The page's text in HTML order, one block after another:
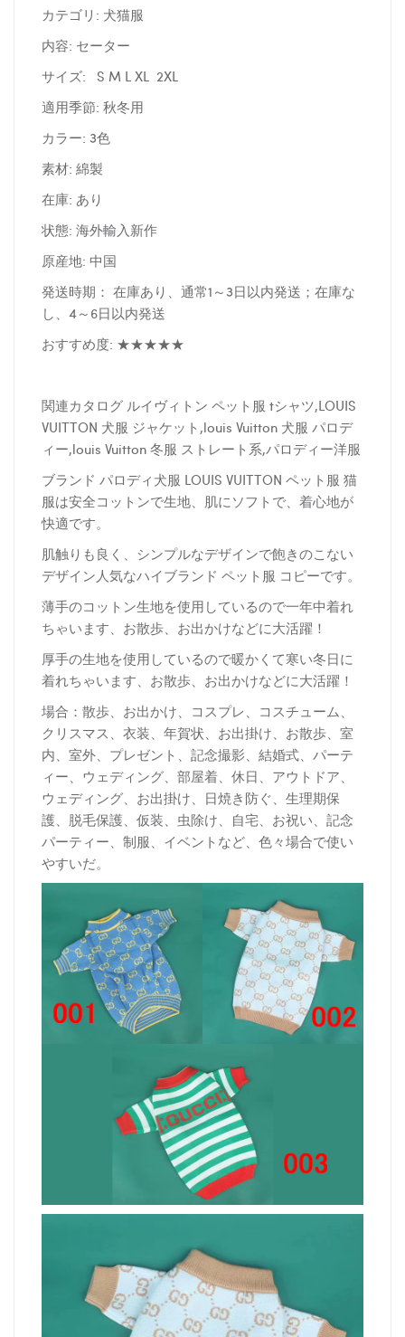
カテゴリ: 犬猫服
内容: セーター
サイズ: S M L XL 2XL
適用季節: 秋冬用
カラー: 3色
素材: 綿製
在庫: あり
状態: 海外輸入新作
原産地: 中国
発送時期： 在庫あり、通常1～3日以内発送；在庫な
し、4～6日以内発送
おすすめ度: ★★★★★
関連カタログ ルイヴィトン ペット服 tシャツ,LOUIS
VUITTON 犬服 ジャケット,louis Vuitton 犬服 パロデ
ィー,louis Vuitton 冬服 ストレート系,パロディー洋服
ブランド パロディ犬服 LOUIS VUITTON ペット服 猫
服は安全コットンで生地、肌にソフトで、着心地が
快適です。
肌触りも良く、シンプルなデザインで飽きのこない
デザイン人気なハイブランド ペット服 コピーです。
薄手のコットン生地を使用しているので一年中着れ
ちゃいます、お散歩、お出かけなどに大活躍！
厚手の生地を使用しているので暖かくて寒い冬日に
着れちゃいます、お散歩、お出かけなどに大活躍！
場合：散歩、お出かけ、コスプレ、コスチューム、
クリスマス、衣装、年賀状、お出掛け、お散歩、室
内、室外、プレゼント、記念撮影、結婚式、パーテ
ィー、ウェディング、部屋着、休日、アウトドア、
ウェディング、お出掛け、日焼き防ぐ、生理期保
護、脱毛保護、仮装、虫除け、自宅、お祝い、記念
パーティー、制服、イベントなど、色々場合で使い
やすいだ。